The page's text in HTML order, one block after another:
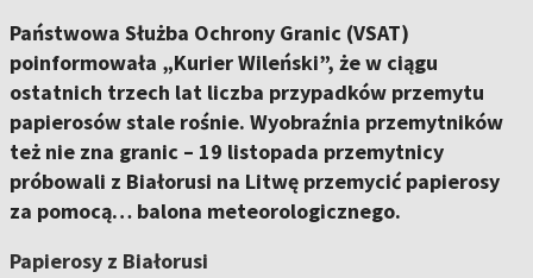
Państwowa Służba Ochrony Granic (VSAT)
poinformowała „Kurier Wileński”, że w ciągu
ostatnich trzech lat liczba przypadków przemytu
papierosów stale rośnie. Wyobraźnia przemytników
też nie zna granic – 19 listopada przemytnicy
próbowali z Białorusi na Litwę przemycić papierosy
za pomocą… balona meteorologicznego.
Papierosy z Białorusi